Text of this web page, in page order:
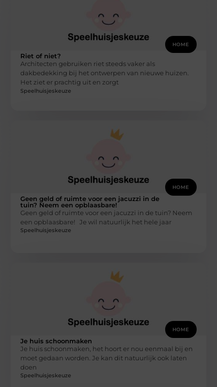
HOME
Riet of niet?
Architecten gebruiken riet steeds vaker als
dakbedekking bij het ontwerpen van nieuwe huizen.
Het ziet er prachtig uit en zorgt
Speelhuisjeskeuze
HOME
Geen geld of ruimte voor een jacuzzi in de
tuin? Neem een opblaasbare!
Geen geld of ruimte voor een jacuzzi in de tuin? Neem
een opblaasbare! Je wil natuurlijk het hele jaar
Speelhuisjeskeuze
HOME
Je huis schoonmaken
Je huis schoonmaken, het hoort er nou eenmaal bij en
moet gedaan worden. Je kan dit natuurlijk ook laten
doen
Speelhuisjeskeuze